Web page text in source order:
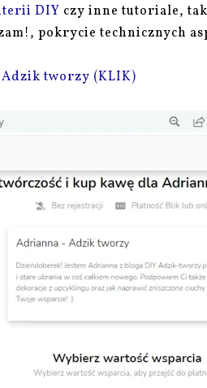
DIY czy inne tutoriale,
pokrycie technicznych
tworzy (KLIK)